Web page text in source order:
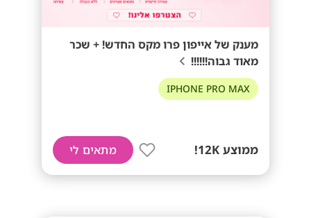
מענק של אייפון פרו מקס החדש! + שכר
מאוד גבוה!!!!!!
IPHONE PRO MAX
ממוצע 12K! מתאים לי